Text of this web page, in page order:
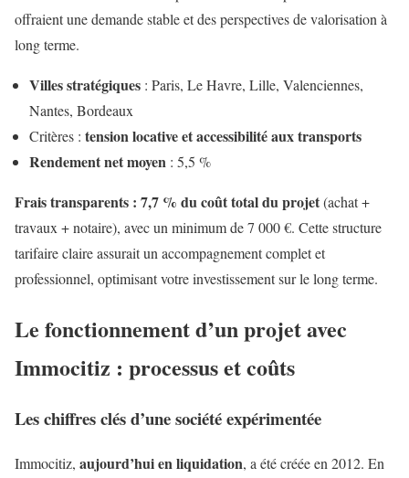
offraient une demande stable et des perspectives de valorisation à
long terme.
Villes stratégiques : Paris, Le Havre, Lille, Valenciennes,
Nantes, Bordeaux
Critères : tension locative et accessibilité aux transports
Rendement net moyen : 5,5 %
Frais transparents : 7,7 % du coût total du projet(achat +
travaux + notaire), avec un minimum de 7 000 €. Cette structure
tarifaire claire assurait un accompagnement complet et
professionnel, optimisant votre investissement sur le long terme.
Le fonctionnement d’un projet avec
Immocitiz : processus et coûts
Les chiffres clés d’une société expérimentée
Immocitiz, aujourd’hui en liquidation, a été créée en 2012. En